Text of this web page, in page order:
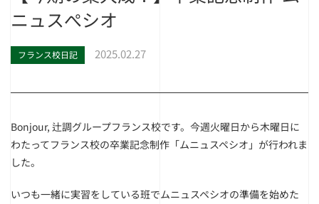
ニュスぺシオ
フランス校日記 2025.02.27
Bonjour, 辻調グループフランス校です。今週火曜日から木曜日に
わたってフランス校の卒業記念制作「ムニュスペシオ」が行われま
した。
いつも一緒に実習をしている班でムニュスペシオの準備を始めた